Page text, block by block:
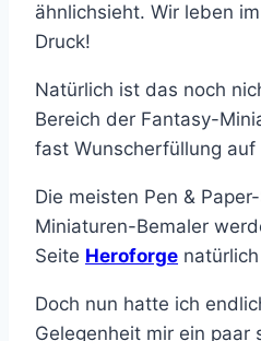
ähnlichsieht. Wir leben
Druck!
Natürlich ist das noch
Bereich der Fantasy-
fast Wunscherfüllung auf
Die meisten Pen &
Miniaturen-Bemaler
Seite Heroforge
Doch nun hatte ich
Gelegenheit mir ein paar